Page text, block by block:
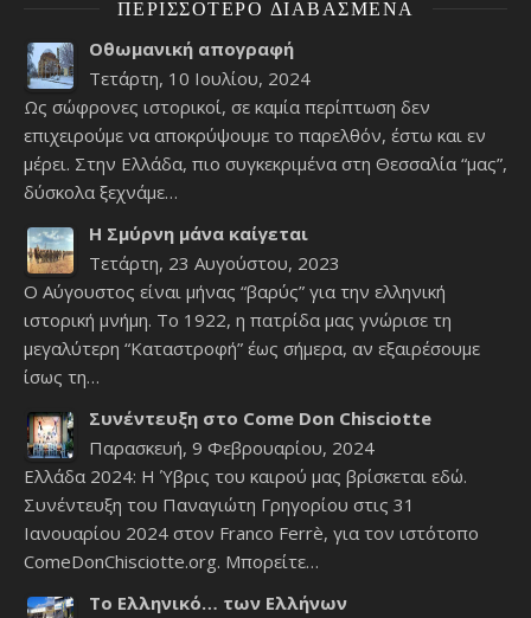
ΠΕΡΙΣΣΌΤΕΡΟ ΔΙΑΒΑΣΜΈΝΑ
Οθωμανική απογραφή
Τετάρτη, 10 Ιουλίου, 2024
Ως σώφρονες ιστορικοί, σε καμία περίπτωση δεν
επιχειρούμε να αποκρύψουμε το παρελθόν, έστω και εν
μέρει. Στην Ελλάδα, πιο συγκεκριμένα στη Θεσσαλία “μας”,
δύσκολα ξεχνάμε…
Η Σμύρνη μάνα καίγεται
Τετάρτη, 23 Αυγούστου, 2023
Ο Αύγουστος είναι μήνας “βαρύς” για την ελληνική
ιστορική μνήμη. Το 1922, η πατρίδα μας γνώρισε τη
μεγαλύτερη “Καταστροφή” έως σήμερα, αν εξαιρέσουμε
ίσως τη…
Συνέντευξη στο Come Don Chisciotte
Παρασκευή, 9 Φεβρουαρίου, 2024
Ελλάδα 2024: Η Ύβρις του καιρού μας βρίσκεται εδώ.
Συνέντευξη του Παναγιώτη Γρηγορίου στις 31
Ιανουαρίου 2024 στον Franco Ferrè, για τον ιστότοπο
ComeDonChisciotte.org. Μπορείτε…
Το Ελληνικό… των Ελλήνων